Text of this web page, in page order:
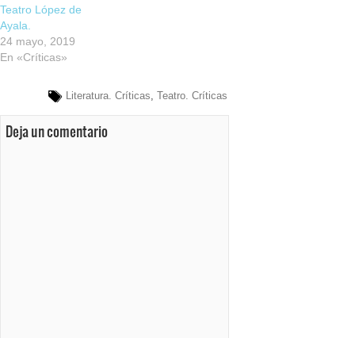
Teatro López de
Ayala.
24 mayo, 2019
En «Críticas»
Literatura. Críticas, Teatro. Críticas
Deja un comentario